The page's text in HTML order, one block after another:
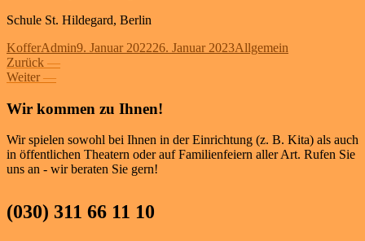
Schule St. Hildegard, Berlin
Autor
KofferAdminVeröffentlicht
9. Januar 202226. Januar 2023Kategorien
Allgemein
Beitragsnavigation
Zurück Vorheriger
Beitrag:
—
Weiter Nächster
—
Wir kommen zu Ihnen!
Wir spielen sowohl bei Ihnen in der Einrichtung (z. B. Kita) als auch
in öffentlichen Theatern oder auf Familienfeiern aller Art. Rufen Sie
uns an - wir beraten Sie gern!
(030) 311 66 11 10